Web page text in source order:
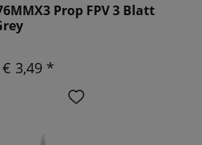
Prop FPV 3 Blatt
€ 3,49 *